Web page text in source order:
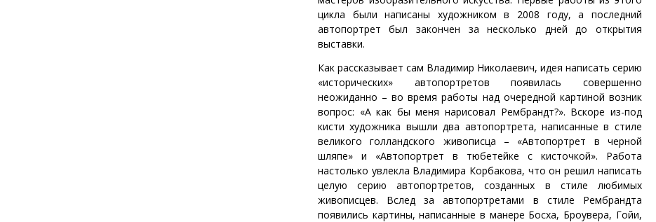
цикла были написаны художником в 2008 году, а последний
автопортрет был закончен за несколько дней до открытия
выставки.
Как рассказывает сам Владимир Николаевич, идея написать серию
«исторических» автопортретов появилась совершенно
неожиданно – во время работы над очередной картиной возник
вопрос: «А как бы меня нарисовал Рембрандт?». Вскоре из-под
кисти художника вышли два автопортрета, написанные в стиле
великого голландского живописца – «Автопортрет в черной
шляпе» и «Автопортрет в тюбетейке с кисточкой». Работа
настолько увлекла Владимира Корбакова, что он решил написать
целую серию автопортретов, созданных в стиле любимых
живописцев. Вслед за автопортретами в стиле Рембрандта
появились картины, написанные в манере Босха, Броувера, Гойи,